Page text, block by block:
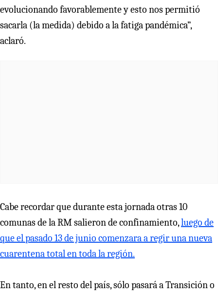
evolucionando favorablemente y esto nos permitió
sacarla (la medida) debido a la fatiga pandémica”,
aclaró.
Cabe recordar que durante esta jornada otras 10
comunas de la RM salieron de confinamiento,luego de
que el pasado 13 de junio comenzara a regir una nueva
cuarentena total en toda la región.
En tanto, en el resto del país, sólo pasará a Transición o